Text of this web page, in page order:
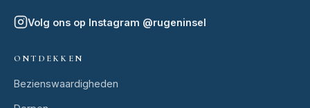
Volg ons op Instagram @rugeninsel
ONTDEKKEN
Bezienswaardigheden